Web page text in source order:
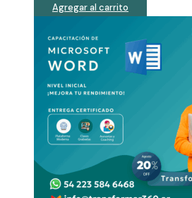
Agregar al carrito